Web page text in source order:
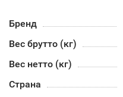
Бренд
Вес брутто (кг)
Вес нетто (кг)
Страна